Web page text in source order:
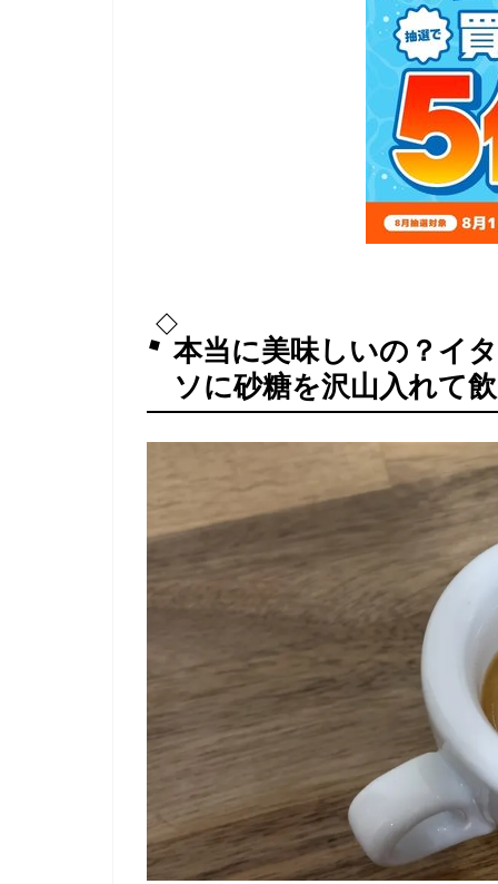
本当に美味しいの？イ
ソに砂糖を沢山入れて